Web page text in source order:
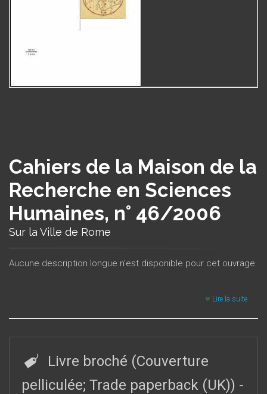
Cahiers de la Maison de la
Recherche en Sciences
Humaines, n° 46/2006
Sur la Ville de Rome
Aucune description longue n'est disponible pour cet ouvrage.
Lire la suite
Livre broché (Couverture
pelliculée; Trade paperback (UK)) -